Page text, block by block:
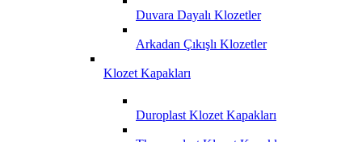
Duvara Dayalı Klozetler
Arkadan Çıkışlı Klozetler
Klozet Kapakları
Duroplast Klozet Kapakları